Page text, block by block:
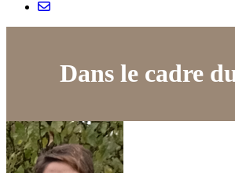
Dans le cadre